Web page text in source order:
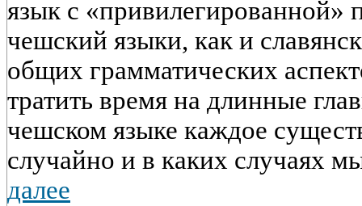
язык с «привилегированной»
чешский языки, как и
общих грамматических
тратить время на длинные
чешском языке каждое
случайно и в каких случаях
далее